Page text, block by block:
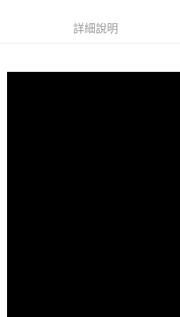
每筆NT$60，滿NT$10,000(含以上)免
詳細說明